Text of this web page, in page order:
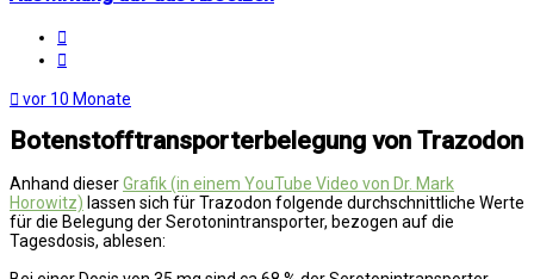
vor 10 Monate
Botenstofftransporterbelegung von Trazodon
Anhand dieserGrafik (in einem YouTube Video von Dr. Mark
Horowitz) lassen sich für Trazodon folgende durchschnittliche Werte
für die Belegung der Serotonintransporter, bezogen auf die
Tagesdosis, ablesen: